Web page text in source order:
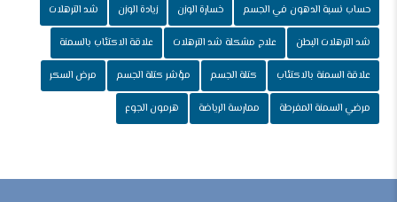
حساب نسبة الدهون في الجسم خسارة الوزن زيادة الوزن شد الترهلات
شد الترهلات البطن علاج مشكلة شد الترهلات علاقة الاكتئاب بالسمنة
علاقة السمنة بالاكتئاب كتلة الجسم مؤشر كتلة الجسم مرض السكر
مرضي السمنة المفرطة ممارسة الرياضة هرمون الجوع